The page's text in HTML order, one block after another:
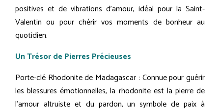
positives et de vibrations d'amour, idéal pour la Saint-
Valentin ou pour chérir vos moments de bonheur au
quotidien.
Un Trésor de Pierres Précieuses
Porte-clé Rhodonite de Madagascar : Connue pour guérir
les blessures émotionnelles, la rhodonite est la pierre de
l'amour altruiste et du pardon, un symbole de paix à